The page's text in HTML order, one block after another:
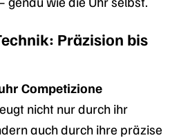
Präzision bis
Competizione
nicht nur durch ihr
auch durch ihre präzise